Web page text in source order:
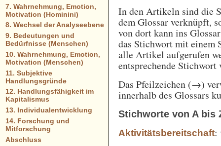
In den Artikeln sind die
dem Glossar verknüpft,
von dort kann ins
das Stichwort mit einem
alle Artikel aufgerufen
entsprechende Stichwort
Das Pfeilzeichen (→)
innerhalb des Glossars
Stichworte von A bis
Aktivitätsbereitschaft:
7. Wahrnehmung, Emotion,
Motivation (Hominini)
8. Wechsel der Analyseebene
9. Bedeutungen und
Bedürfnisse (Menschen)
10. Wahrnehmung, Emotion,
Motivation (Menschen)
11. Subjektive
Handlungsgründe
12. Handlungsfähigkeit im
Kapitalismus
13. Individualentwicklung
14. Forschung und
Mitforschung
Abschluss